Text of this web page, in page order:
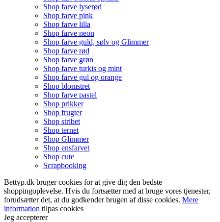
Shop farve lyserød
Shop farve pink
Shop farve lilla
Shop farve neon
Shop farve guld, sølv og Glimmer
Shop farve rød
Shop farve grøn
Shop farve turkis og mint
Shop farve gul og orange
Shop blomstret
Shop farve pastel
Shop prikker
Shop frugter
Shop stribet
Shop ternet
Shop Glimmer
Shop ensfarvet
Shop cute
Scrapbooking
Bettyp.dk bruger cookies for at give dig den bedste
shoppingoplevelse. Hvis du fortsætter med at bruge vores tjenester,
forudsætter det, at du godkender brugen af disse cookies. Mere
information tilpas cookies
Jeg accepterer